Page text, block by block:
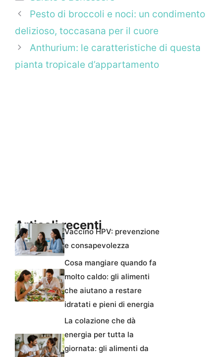
Pesto di broccoli e noci: un condimento
delizioso, toccasana per il cuore
Anthurium: le caratteristiche di questa
pianta tropicale d’appartamento
Articoli recentiVaccino HPV: prevenzione
e consapevolezza
Cosa mangiare quando fa
molto caldo: gli alimenti
che aiutano a restare
idratati e pieni di energia
La colazione che dà
energia per tutta la
giornata: gli alimenti da